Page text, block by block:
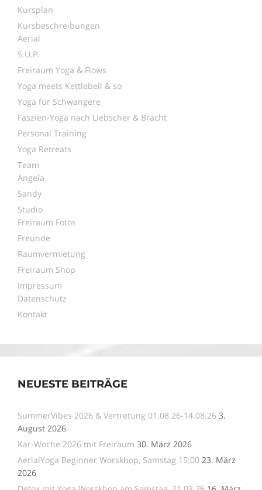
Kursplan
Kursbeschreibungen
Aerial
S.U.P.
Freiraum Yoga & Flows
Yoga meets Kettlebell & so
Yoga für Schwangere
Faszien-Yoga nach Liebscher & Bracht
Personal Training
Yoga Retreats
Team
Angela
Sandy
Studio
Freiraum Fotos
Freunde
Raumvermietung
Freiraum Shop
Impressum
Datenschutz
Kontakt
NEUESTE BEITRÄGE
SummerVibes 2026 & Vertretung 01.08.26-14.08.26 3.
August 2026
Kar-Woche 2026 mit Freiraum 30. März 2026
AerialYoga Beginner Worskhop, Samstag 15:00 23. März
2026